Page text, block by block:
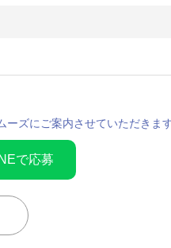
ズにご案内させていただきます
で応募